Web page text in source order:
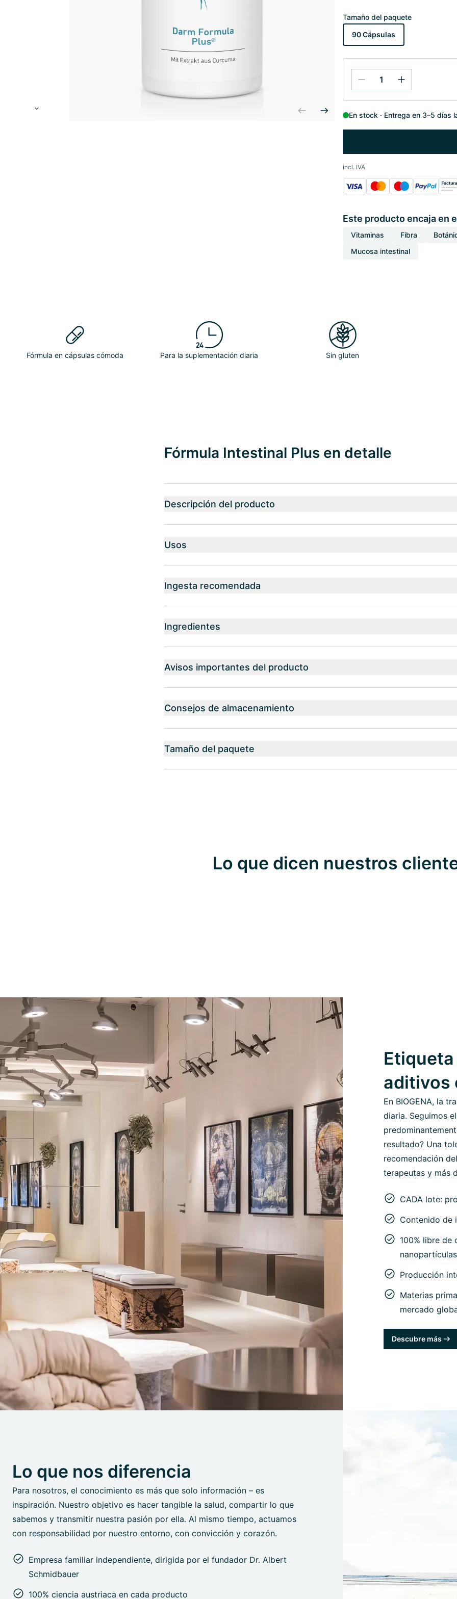
Tamaño del paquete
90 Cápsulas
En stock Entrega en 3–5 días
incl. IVA
Este producto encaja en
Vitaminas Fibra
Mucosa intestinal
Fórmula en cápsulas cómoda Para la suplementación diaria Sin gluten
Fórmula Intestinal Plus en detalle
Descripción del producto
Usos
Ingesta recomendada
Ingredientes
Avisos importantes del producto
Consejos de almacenamiento
Tamaño del paquete
Lo que dicen nuestros
aditivos
En BIOGENA, la
diaria. Seguimos
resultado? Una
recomendación
terapeutas y más
CADA lote:
Contenido de
100% libre de
Producción
Materias
mercado
Descubre más
Lo que nos diferencia
Para nosotros, el conocimiento es más que solo información – es
inspiración. Nuestro objetivo es hacer tangible la salud, compartir lo que
sabemos y transmitir nuestra pasión por ella. Al mismo tiempo, actuamos
con responsabilidad por nuestro entorno, con convicción y corazón.
Empresa familiar independiente, dirigida por el fundador Dr. Albert
Schmidbauer
100% ciencia austriaca en cada producto